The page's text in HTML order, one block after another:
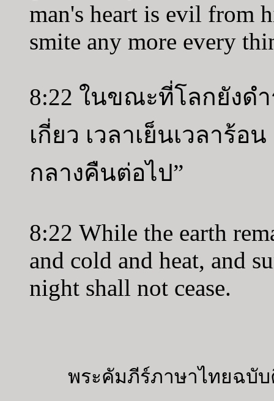
man's heart is evil from
smite any more every
8:22 ในขณะที่โลกยังด
เกี่ยว เวลาเย็นเวลาร้
กลางคืนต่อไป”
8:22 While the earth
and cold and heat, and
night shall not cease.
พระคัมภีร์ภาษาไทยฉบับ